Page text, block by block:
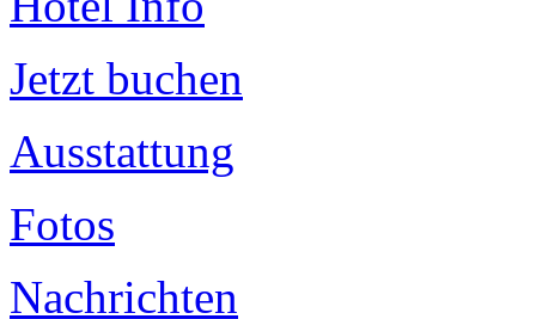
Jetzt buchen
Ausstattung
Fotos
Nachrichten